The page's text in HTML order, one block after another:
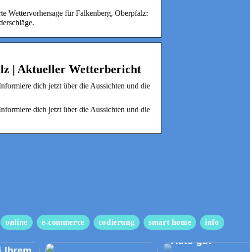
Wettervorhersage für Falkenberg, Oberpfalz:
| Aktueller Wetterbericht
dich jetzt über die Aussichten und die
dich jetzt über die Aussichten und die
online e-commerce codierung smart home info
So pflegen Sie Ihr
Auto gut